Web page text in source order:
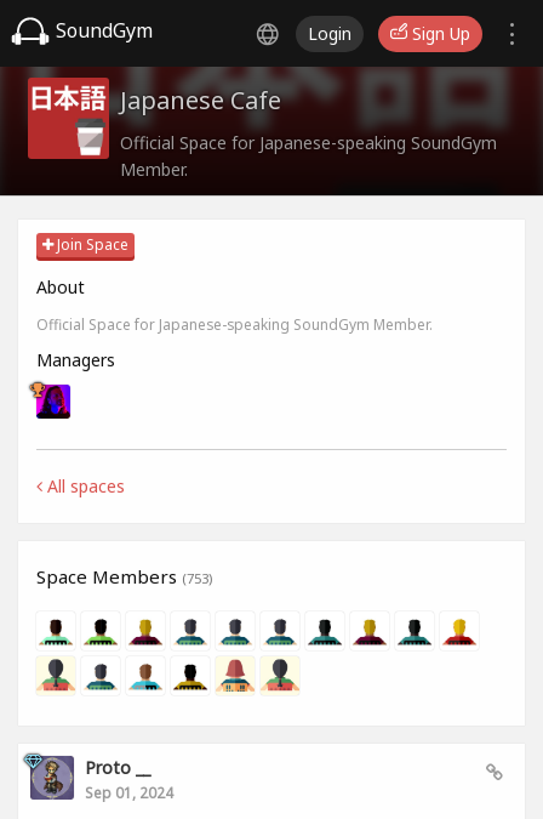
SoundGym Login Sign Up
Japanese Cafe
Official Space for Japanese-speaking SoundGym
Member.
Join Space
About
Official Space for Japanese-speaking SoundGym Member.
Managers
All spaces
Space Members (753)
Proto __
Sep 01, 2024